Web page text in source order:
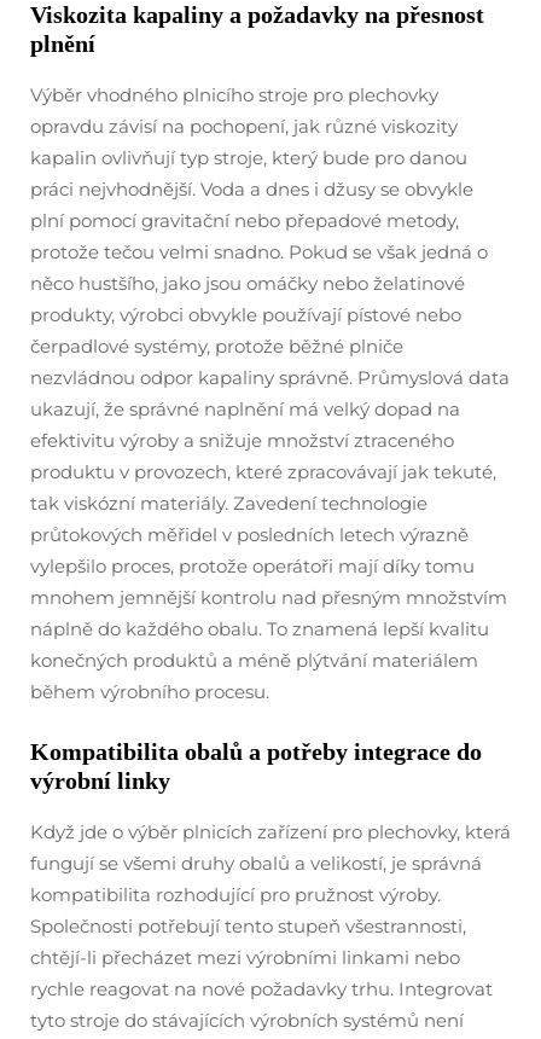
Viskozita kapaliny a požadavky na přesnost
plnění
Výběr vhodného plnicího stroje pro plechovky
opravdu závisí na pochopení, jak různé viskozity
kapalin ovlivňují typ stroje, který bude pro danou
práci nejvhodnější. Voda a dnes i džusy se obvykle
plní pomocí gravitační nebo přepadové metody,
protože tečou velmi snadno. Pokud se však jedná o
něco hustšího, jako jsou omáčky nebo želatinové
produkty, výrobci obvykle používají pístové nebo
čerpadlové systémy, protože běžné plniče
nezvládnou odpor kapaliny správně. Průmyslová data
ukazují, že správné naplnění má velký dopad na
efektivitu výroby a snižuje množství ztraceného
produktu v provozech, které zpracovávají jak tekuté,
tak viskózní materiály. Zavedení technologie
průtokových měřidel v posledních letech výrazně
vylepšilo proces, protože operátoři mají díky tomu
mnohem jemnější kontrolu nad přesným množstvím
náplně do každého obalu. To znamená lepší kvalitu
konečných produktů a méně plýtvání materiálem
během výrobního procesu.
Kompatibilita obalů a potřeby integrace do
výrobní linky
Když jde o výběr plnicích zařízení pro plechovky, která
fungují se všemi druhy obalů a velikostí, je správná
kompatibilita rozhodující pro pružnost výroby.
Společnosti potřebují tento stupeň všestrannosti,
chtějí-li přecházet mezi výrobními linkami nebo
rychle reagovat na nové požadavky trhu. Integrovat
tyto stroje do stávajících výrobních systémů není